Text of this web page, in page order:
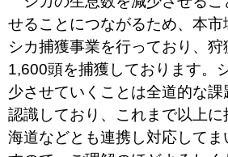
せることにつながるため、本
シカ捕獲事業を行っており、
1,600頭を捕獲しております。
少させていくことは全道的な課
認識しており、これまで以上
海道などとも連携し対応してま